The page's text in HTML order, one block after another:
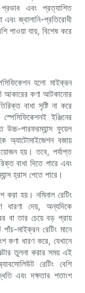
প্রভাব এবং প্রত্যাশিত
এবং জ্বালানি-প্রতিরোধী
পাওয়া যায়, বিশেষ করে
হলো মাইক্রন
কী আকারের কণা আটকানোর
বাধা সৃষ্টি না করে
ইঞ্জিনের
উচ্চ-পারফরম্যান্স ফুয়েল
অ্যাটোমাইজেশন বজায়
হয়। তবে, পর্যাপ্ত
বাধা দিতে পারে এবং
হ্রাস পেতে পারে।
করা হয়। নমিনাল রেটিং
ধারণা দেয়, অন্যদিকে
বা তার চেয়ে বড় প্রায়
মাইক্রন রেটিং মানে
কণা ধারণ করে, যেখানে
তুলনা করার সময় এই
রেটিং বেশি
এবং দক্ষতার শতাংশ